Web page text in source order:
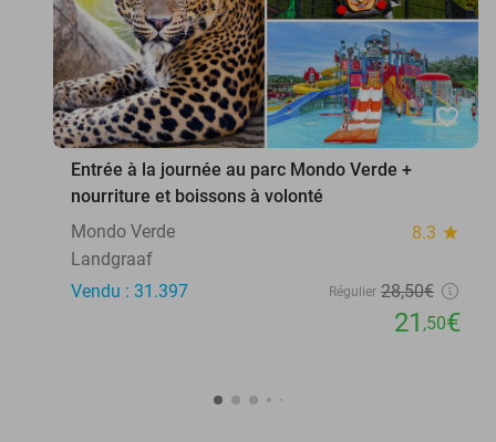
favorite_border
Entrée à la journée au parc Mondo Verde +
nourriture et boissons à volonté
Mondo Verde
8.3 star
Landgraaf
Vendu : 31.397
Régulier 28,50€
21 ,50€